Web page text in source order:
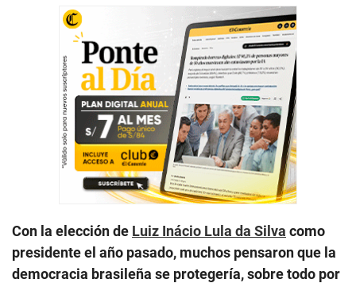
Con la elección de Luiz Inácio Lula da Silva como
presidente el año pasado, muchos pensaron que la
democracia brasileña se protegería, sobre todo por